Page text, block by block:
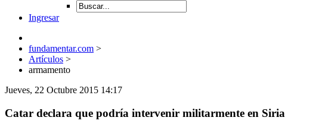
Ingresar
fundamentar.com >
Artículos >
armamento
Jueves, 22 Octubre 2015 14:17
Catar declara que podría intervenir militarmente en Siria